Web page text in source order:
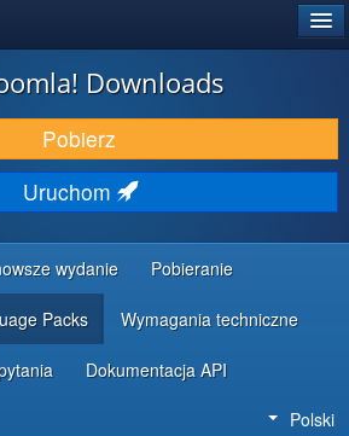
Downloads
Pobierz
Uruchom
wydanie Pobieranie
Packs Wymagania techniczne
Dokumentacja API
Polski